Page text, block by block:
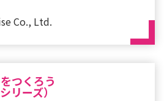
Co., Ltd.
つくろう
リーズ）